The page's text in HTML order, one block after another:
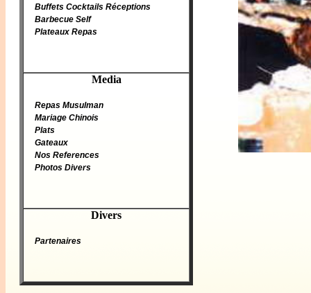
Buffets Cocktails Réceptions
Barbecue Self
Plateaux Repas
Media
Repas Musulman
Mariage Chinois
Plats
Gateaux
Nos References
Photos Divers
Divers
Partenaires